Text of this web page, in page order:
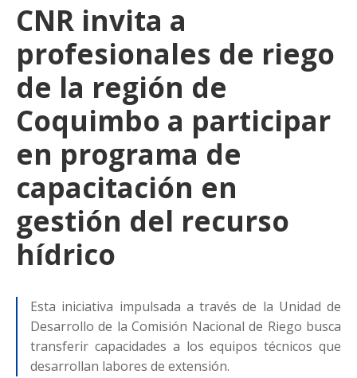
CNR invita a
profesionales de riego
de la región de
Coquimbo a participar
en programa de
capacitación en
gestión del recurso
hídrico
Esta iniciativa impulsada a través de la Unidad de
Desarrollo de la Comisión Nacional de Riego busca
transferir capacidades a los equipos técnicos que
desarrollan labores de extensión.